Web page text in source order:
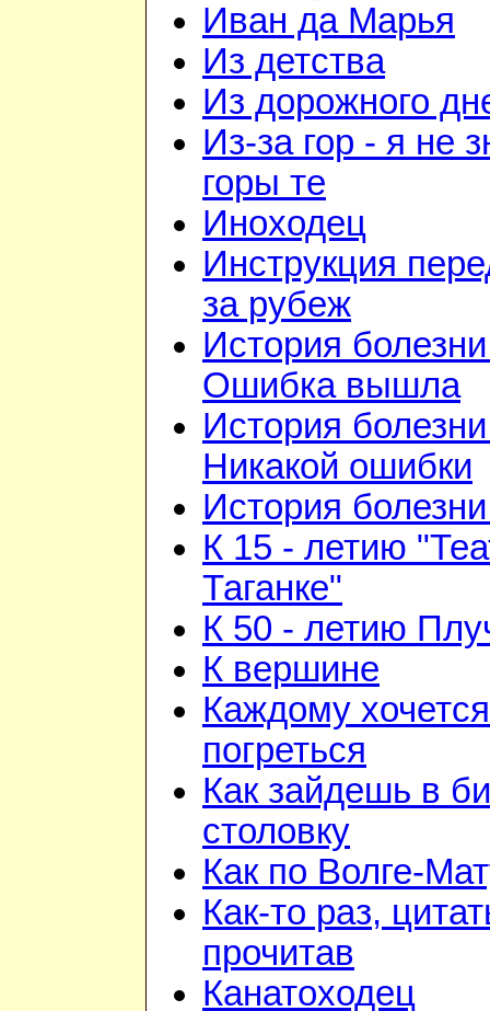
Иван да Марья
Из детства
Из дорожного
Из-за гор - я не
горы те
Иноходец
Инструкция
за рубеж
История
Ошибка вышла
История
Никакой ошибки
История
К 15 - летию
Таганке"
К 50 - летию
К вершине
Каждому
погреться
Как зайдешь в
столовку
Как по Волге-
Как-то раз,
прочитав
Канатоходец